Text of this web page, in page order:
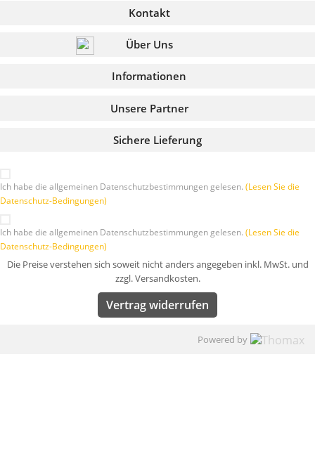
Kontakt
Über Uns
Informationen
Sichere Lieferung
Unsere Partner
Ich habe die allgemeinen Datenschutzbestimmungen gelesen. (Lesen Sie die
Datenschutz-Bedingungen)
Ich habe die allgemeinen Datenschutzbestimmungen gelesen. (Lesen Sie die
Datenschutz-Bedingungen)
Die Preise verstehen sich soweit nicht anders angegeben inkl. MwSt. und
zzgl. Versandkosten.
Vertrag widerrufen
Powered by